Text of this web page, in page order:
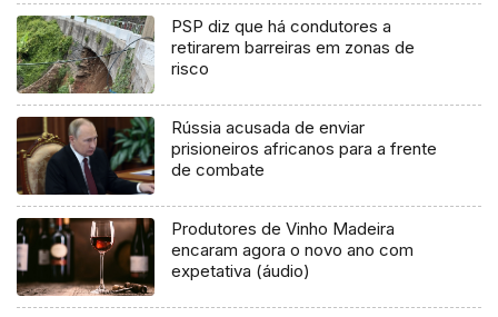
PSP diz que há condutores a
retirarem barreiras em zonas de
risco
Rússia acusada de enviar
prisioneiros africanos para a frente
de combate
Produtores de Vinho Madeira
encaram agora o novo ano com
expetativa (áudio)